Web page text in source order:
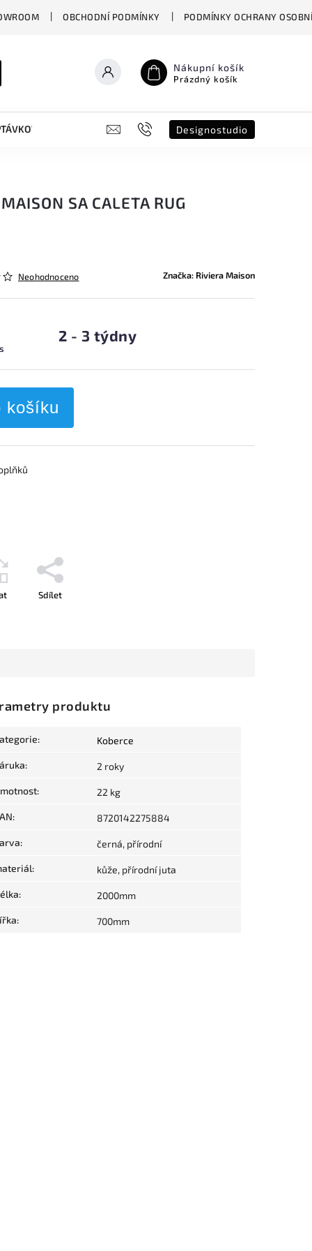
OBCHODNÍ PODMÍNKY PODMÍNKY OCHRANY
Nákupní košík
Prázdný košík
FORMULÁŘ B2B SHOWROOM
Designostudio
SA CALETA RUG
Neohodnoceno Značka: Riviera Maison
2 - 3 týdny
košíku
Sdílet
produktu
: Koberce
: 2 roky
: 22 kg
: 8720142275884
: černá, přírodní
: kůže, přírodní juta
: 2000mm
: 700mm